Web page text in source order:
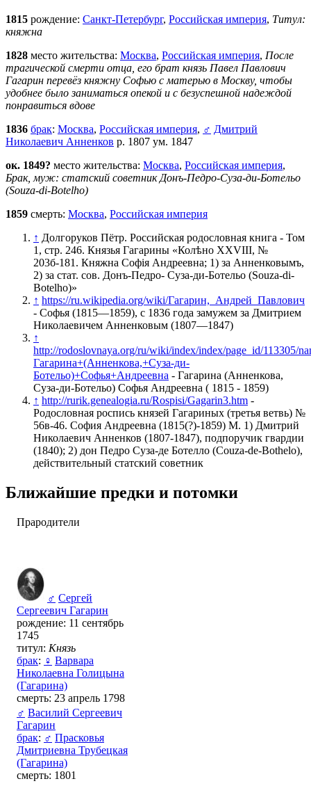
1815 рождение: Санкт-Петербург, Российская империя, Титул:
княжна
1828 место жительства: Москва, Российская империя, После
трагической смерти отца, его брат князь Павел Павлович
Гагарин перевёз княжну Софью с матерью в Москву, чтобы
удобнее было заниматься опекой и с безуспешной надеждой
понравиться вдове
1836 брак: Москва, Российская империя, ♂ Дмитрий
Николаевич Анненков р. 1807 ум. 1847
ок. 1849? место жительства: Москва, Российская империя,
Брак, муж: статский советник Донъ-Педро-Суза-ди-Ботельо
(Souza-di-Botelho)
1859 смерть: Москва, Российская империя
↑ Долгоруков Пётр. Российская родословная книга - Том
1, стр. 246. Князья Гагарины «Колѣно XXVIII, №
203б-181. Княжна Софiя Андреевна; 1) за Анненковымъ,
2) за стат. сов. Донъ-Педро- Суза-ди-Ботельо (Souza-di-
Botelho)»
↑ https://ru.wikipedia.org/wiki/Гагарин,_Андрей_Павлович
- Софья (1815—1859), с 1836 года замужем за Дмитрием
Николаевичем Анненковым (1807—1847)
↑
http://rodoslovnaya.org/ru/wiki/index/index/page_id/113305/
Гагарина+(Анненкова,+Суза-ди-
Ботельо)+Софья+Андреевна - Гагарина (Анненкова,
Суза-ди-Ботельо) Софья Андреевна ( 1815 - 1859)
↑ http://rurik.genealogia.ru/Rospisi/Gagarin3.htm -
Родословная роспись князей Гагариных (третья ветвь) №
56в-46. София Андреевна (1815(?)-1859) М. 1) Дмитрий
Николаевич Анненков (1807-1847), подпоручик гвардии
(1840); 2) дон Педро Суза-де Ботелло (Couza-de-Bothelo),
действительный статский советник
Ближайшие предки и потомки
Прародители
♂ Сергей
Сергеевич Гагарин
рождение: 11 сентябрь
1745
титул: Князь
брак: ♀ Варвара
Николаевна Голицына
(Гагарина)
смерть: 23 апрель 1798
♂ Василий Сергеевич
Гагарин
брак: ♂ Прасковья
Дмитриевна Трубецкая
(Гагарина)
смерть: 1801